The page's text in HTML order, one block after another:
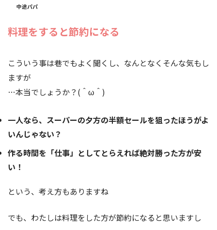
中途パパ
料理をすると節約になる
こういう事は巷でもよく聞くし、なんとなくそんな気もし
ますが
…本当でしょうか？(＾ω＾)
一人なら、スーパーの夕方の半額セールを狙ったほうがよ
いんじゃない？
作る時間を「仕事」としてとらえれば絶対勝った方が安
い！
という、考え方もありますね
でも、わたしは料理をした方が節約になると思いますし